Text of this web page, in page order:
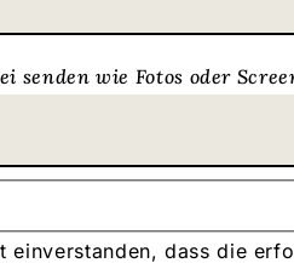
senden wie Fotos oder
einverstanden, dass die